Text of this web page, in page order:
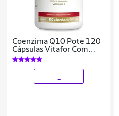
Coenzima Q10 Pote 120
Cápsulas Vitafor Com
Vitamina E